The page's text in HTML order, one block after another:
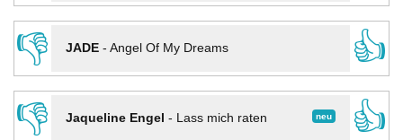
👎
JADE- Angel Of My Dreams
👍
👎
neu
Jaqueline Engel - Lass mich raten
👍